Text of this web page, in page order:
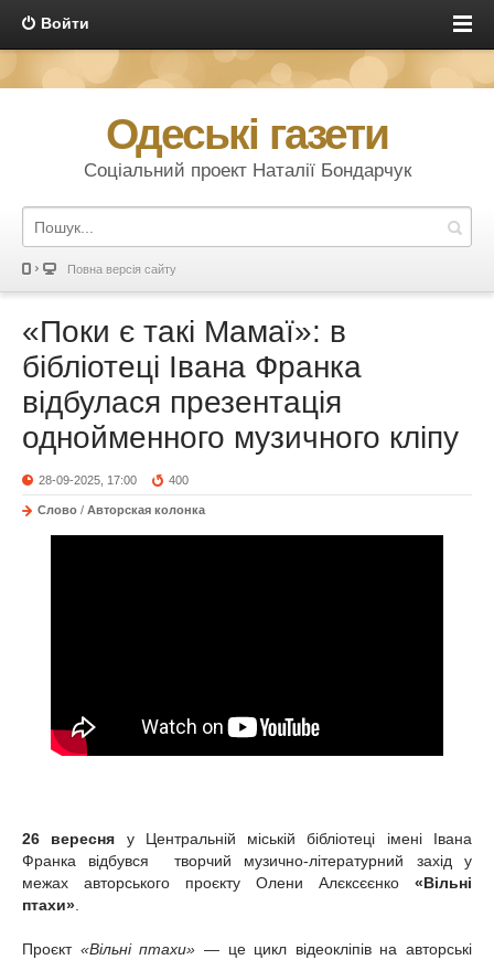
Войти
Одеські газети
Соціальний проект Наталії Бондарчук
Повна версія сайту
«Поки є такі Мамаї»: в
бібліотеці Івана Франка
відбулася презентація
однойменного музичного кліпу
28-09-2025, 17:00 400
Слово / Авторская колонка
26 вересня у Центральній міській бібліотеці імені Івана
Франка відбувся творчий музично-літературний захід у
межах авторського проєкту Олени Алєксєєнко
«Вільні
птахи»
Проєкт «Вільні птахи» — це цикл відеокліпів на авторські